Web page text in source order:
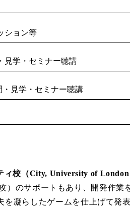
ション等
見学・セミナー聴講
見学・セミナー聴講
ィ校（City, University of
）のサポートもあり、開発作
凝らしたゲームを仕上げて発表